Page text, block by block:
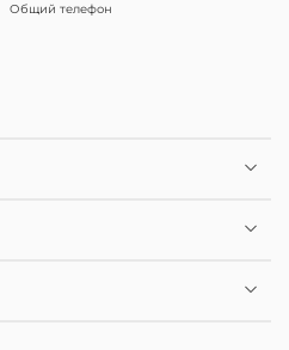
Общий телефон